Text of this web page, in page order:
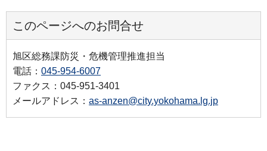
このページへのお問合せ
旭区総務課防災・危機管理推進担当
電話： 045-954-6007
ファクス：045-951-3401
メールアドレス： as-anzen@city.yokohama.lg.jp